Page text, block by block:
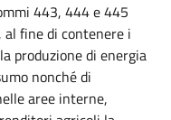
443, 444 e 445
fine di contenere i
produzione di energia
nonché di
aree interne,